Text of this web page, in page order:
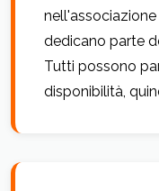
dedicano parte
Tutti possono
disponibilità,